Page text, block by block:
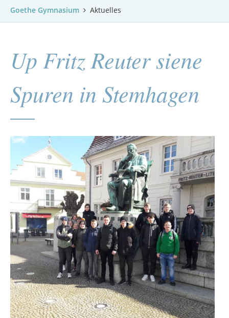
Goethe Gymnasium Aktuelles
Up Fritz Reuter siene
Spuren in Stemhagen